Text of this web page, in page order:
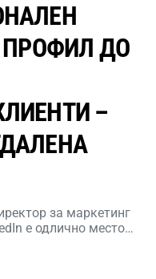
ПРОФИЛ ДО
–
за маркетинг
е одлично место…